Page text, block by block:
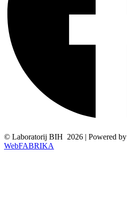
© Laboratorij BIH 2026 | Powered by
WebFABRIKA